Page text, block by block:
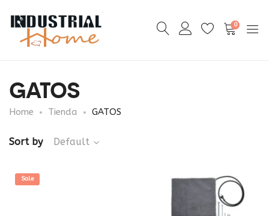
0
GATOS
Home Tienda GATOS
Sort by Default
Sale